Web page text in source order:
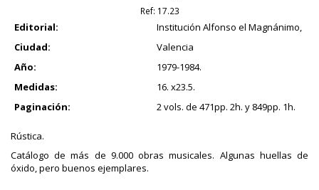
Ref: 17.23
Editorial:
Institución Alfonso el Magnánimo,
Ciudad:
Valencia
Año:
1979-1984.
Medidas:
16. x23.5.
Paginación:
2 vols. de 471pp. 2h. y 849pp. 1h.
Rústica.
Catálogo de más de 9.000 obras musicales. Algunas huellas de
óxido, pero buenos ejemplares.